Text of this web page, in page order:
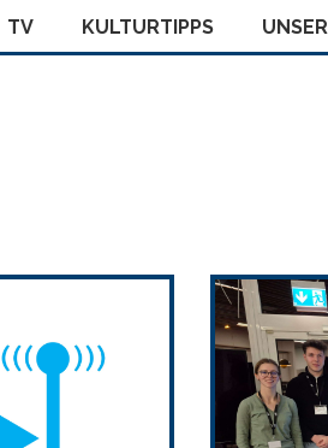
TV KULTURTIPPS